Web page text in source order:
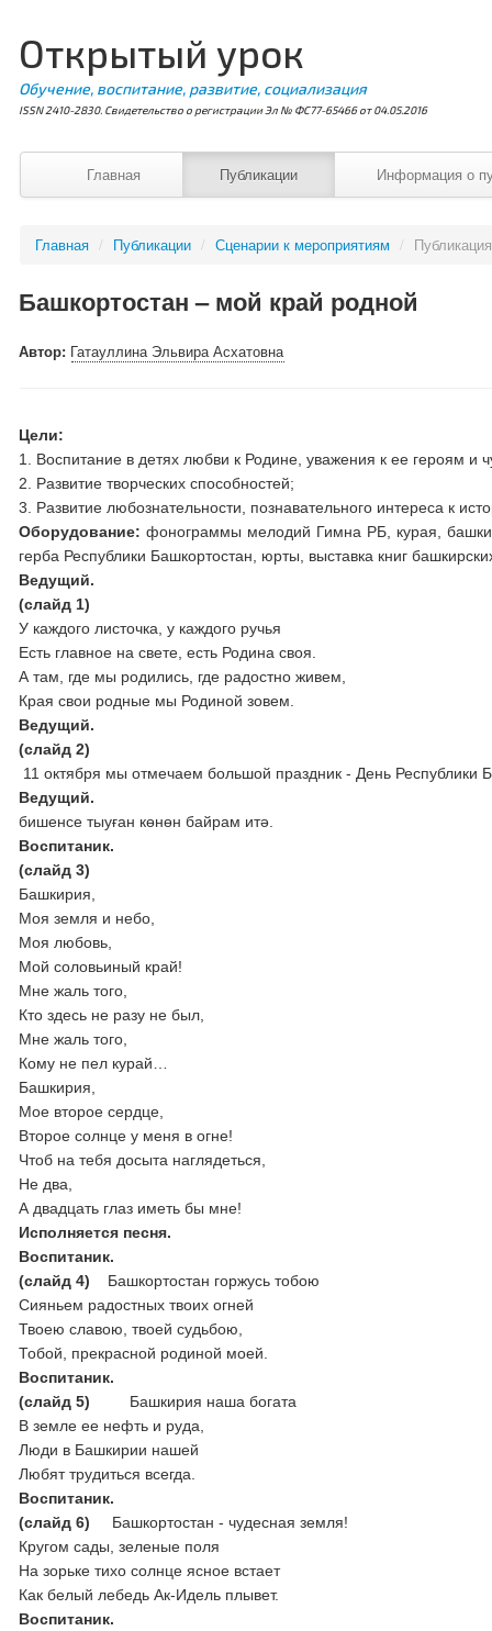
Открытый урок
Обучение, воспитание, развитие, социализация
ISSN 2410-2830. Свидетельство о регистрации Эл № ФС77-65466 от 04.05.2016
Главная Публикации Информация о
Главная / Публикации / Сценарии к мероприятиям /
Башкортостан – мой край родной
Автор: Гатауллина Эльвира Асхатовна
Цели:
1. Воспитание в детях любви к Родине, уважения к ее героям и
2. Развитие творческих способностей;
3. Развитие любознательности, познавательного интереса к
Оборудование: фонограммы мелодий Гимна РБ, курая,
герба Республики Башкортостан, юрты, выставка книг
Ведущий.
(слайд 1)
У каждого листочка, у каждого ручья
Есть главное на свете, есть Родина своя.
А там, где мы родились, где радостно живем,
Края свои родные мы Родиной зовем.
Ведущий.
(слайд 2)
11 октября мы отмечаем большой праздник - День Республики
Ведущий.
бишенсе тыуған көнөн байрам итә.
Воспитаник.
(слайд 3)
Башкирия,
Моя земля и небо,
Моя любовь,
Мой соловьиный край!
Мне жаль того,
Кто здесь не разу не был,
Мне жаль того,
Кому не пел курай…
Башкирия,
Мое второе сердце,
Второе солнце у меня в огне!
Чтоб на тебя досыта наглядеться,
Не два,
А двадцать глаз иметь бы мне!
Исполняется песня.
Воспитаник.
(слайд 4) Башкортостан горжусь тобою
Сияньем радостных твоих огней
Твоею славою, твоей судьбою,
Тобой, прекрасной родиной моей.
Воспитаник.
(слайд 5) Башкирия наша богата
В земле ее нефть и руда,
Люди в Башкирии нашей
Любят трудиться всегда.
Воспитаник.
(слайд 6) Башкортостан - чудесная земля!
Кругом сады, зеленые поля
На зорьке тихо солнце ясное встает
Как белый лебедь Ак-Идель плывет.
Воспитаник.